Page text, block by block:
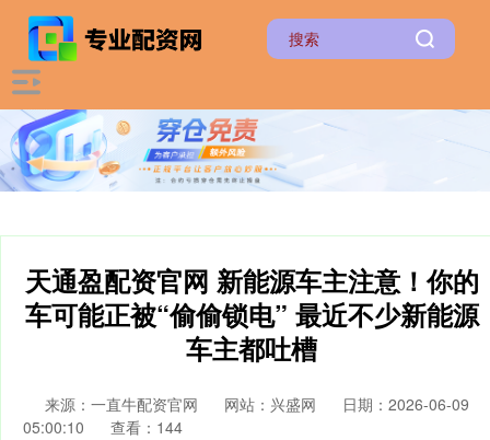
天通盈配资官网 新能源车主注意！你的
车可能正被“偷偷锁电” 最近不少新能源
车主都吐槽
来源：一直牛配资官网 网站：兴盛网
日期：2026-06-09
05:00:10
查看：144